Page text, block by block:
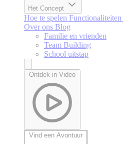
Het Concept
Hoe te spelen Functionaliteiten
Over ons Blog
Familie en vrienden
Team Building
School uitstap
Ontdek in Video
Vind een Avontuur